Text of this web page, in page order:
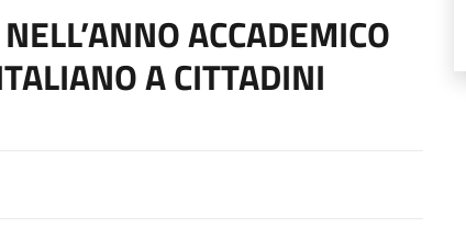
ACCADEMICO
A CITTADINI